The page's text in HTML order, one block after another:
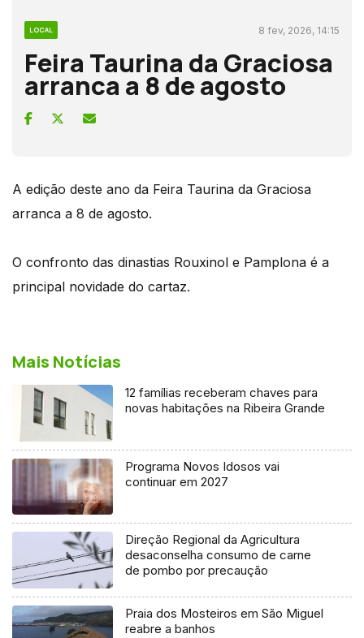
LOCAL 8 fev, 2026, 14:15
Feira Taurina da Graciosa
arranca a 8 de agosto
A edição deste ano da Feira Taurina da Graciosa
arranca a 8 de agosto.
O confronto das dinastias Rouxinol e Pamplona é a
principal novidade do cartaz.
Mais Notícias
12 famílias receberam chaves para
novas habitações na Ribeira Grande
Programa Novos Idosos vai
continuar em 2027
Direção Regional da Agricultura
desaconselha consumo de carne
de pombo por precaução
Praia dos Mosteiros em São Miguel
reabre a banhos